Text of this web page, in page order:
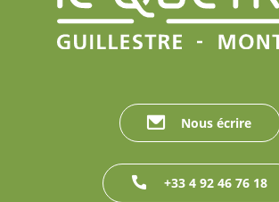
Nous écrire
+33 4 92 46 76 18